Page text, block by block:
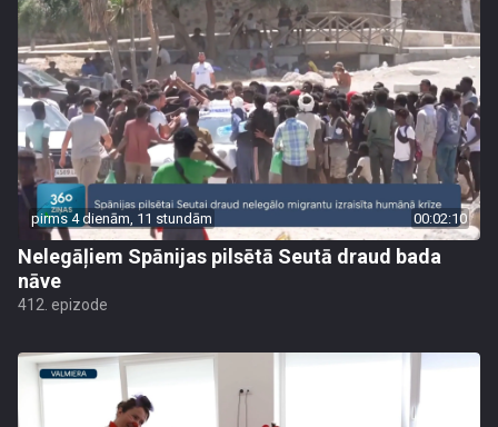
pirms 4 dienām, 11 stundām 00:02:10
Nelegāļiem Spānijas pilsētā Seutā draud bada
nāve
412. epizode